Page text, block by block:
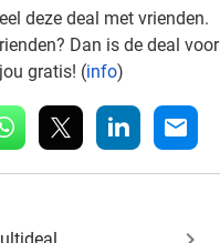
deze deal met vrienden.
Dan is de deal voor
jou gratis! (info)
linkedin mail